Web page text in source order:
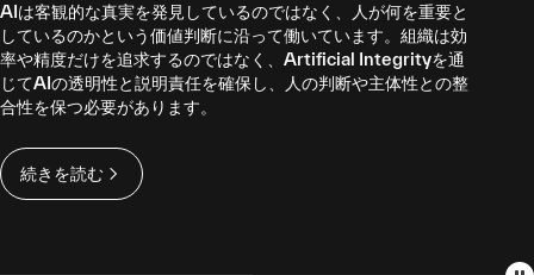
AIは客観的な真実を発見しているのではなく、人が何を重要と
しているのかという価値判断に沿って働いています。組織は効
率や精度だけを追求するのではなく、Artificial Integrityを通
じてAIの透明性と説明責任を確保し、人の判断や主体性との整
合性を保つ必要があります。
続きを読む
ロボットは、物理的な姿を獲得したAIとして、産業用ロボット
から未知の環境にも柔軟に適応するサービスロボットへと進化
し、さらにはコンパニオンロボットの可能性も広がりつつあり
ます。人間の能力を拡張し、質の高いデータ収集や人手不足の
解消、孤独の緩和に貢献することで、人とAIの共生の新たなあ
続きを読む
AIの開発が大企業に集中し、格差が拡がるような世の中で、
「倫理」とは何を指すのでしょう。そして高度化が進むAIを、
はたして人間は管理しきれるのでしょうか。AIを共存する相手
と捉えたとき重視すべきなのが、状況変化に応じて方向修正を
する能力としてのレジリエンスです。AIネイティブの時代にい
続きを読む